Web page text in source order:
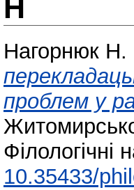
Н
Нагорнюк Н.
проблем у
10.35433/